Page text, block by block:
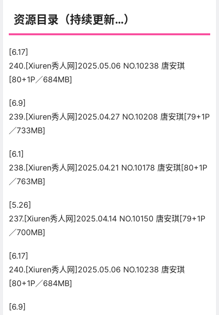
资源目录（持续更新…）
[6.17]
240.[Xiuren秀人网]2025.05.06 NO.10238 唐安琪
[80+1P／684MB]
[6.9]
239.[Xiuren秀人网]2025.04.27 NO.10208 唐安琪[79+1P
／733MB]
[6.1]
238.[Xiuren秀人网]2025.04.21 NO.10178 唐安琪[80+1P
／763MB]
[5.26]
237.[Xiuren秀人网]2025.04.14 NO.10150 唐安琪[79+1P
／700MB]
[6.17]
240.[Xiuren秀人网]2025.05.06 NO.10238 唐安琪
[80+1P／684MB]
[6.9]